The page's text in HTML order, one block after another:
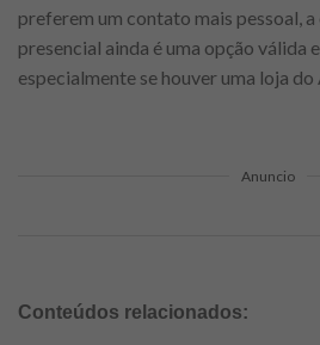
preferem um contato mais pessoal,
presencial ainda é uma opção válida
especialmente se houver uma loja
Anuncio
Conteúdos relacionados: